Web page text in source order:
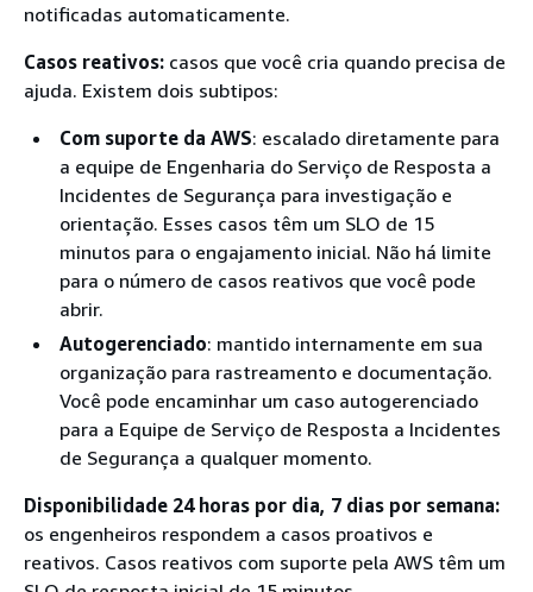
notificadas automaticamente.
Casos reativos: casos que você cria quando precisa de
ajuda. Existem dois subtipos:
Com suporte da AWS: escalado diretamente para
a equipe de Engenharia do Serviço de Resposta a
Incidentes de Segurança para investigação e
orientação. Esses casos têm um SLO de 15
minutos para o engajamento inicial. Não há limite
para o número de casos reativos que você pode
abrir.
Autogerenciado: mantido internamente em sua
organização para rastreamento e documentação.
Você pode encaminhar um caso autogerenciado
para a Equipe de Serviço de Resposta a Incidentes
de Segurança a qualquer momento.
Disponibilidade 24 horas por dia, 7 dias por semana:
os engenheiros respondem a casos proativos e
reativos. Casos reativos com suporte pela AWS têm um